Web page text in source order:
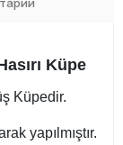
Küpe
Küpedir.
yapılmıştır.